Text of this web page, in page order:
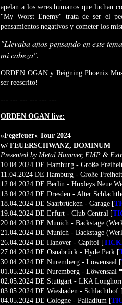
apelan a los seres humanos que luchan
"My Worst Enemy" trata de ser el
pensamientos negativos y cometer los
"Llevaba años pensando en este
mi cabeza".
ORDEN OGAN y Reigning Phoenix
ser reescrito!
--- --- --- --- --- ---
ORDEN OGAN live:
»Fegefeuer« Tour 2024
w/ FEUERSCHWANZ, DOMINUM
Presented by Metal Hammer, EMP &
10.04.2024 DE Hamburg - Große
11.04.2024 DE Hamburg - Große
12.04.2024 DE Berlin - Huxleys Neue
13.04.2024 DE Dresden - Alter
18.04.2024 DE Saarbrücken - Garage [
19.04.2024 DE Erfurt - Club Central [
20.04.2024 DE Munich - Backstage
21.04.2024 DE Munich - Backstage
26.04.2024 DE Hanover - Capitol [
27.04.2024 DE Osnabrück - Hyde Park [
30.04.2024 DE Nuremberg - Löwensaal [
01.05.2024 DE Nuremberg - Löwensaal
02.05.2024 DE Stuttgart - LKA
03.05.2024 DE Wiesbaden - Schlachthof [
04.05.2024 DE Cologne - Palladium [